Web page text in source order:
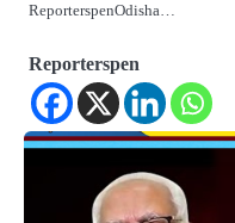
ReporterspenOdisha…
Reporterspen